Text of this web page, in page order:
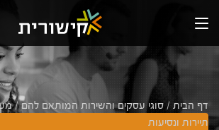
דף הבית / סוגי עסקים והשירות המותאם להם/
תיירות ונסיעות